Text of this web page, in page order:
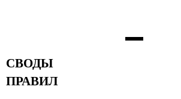
СВОДЫ
ПРАВИЛ